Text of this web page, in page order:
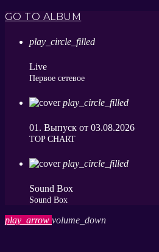
GO TO ALBUM
play_circle_filled
Live
Первое сетевое
play_circle_filled
01. Выпуск от 03.08.2026
ТОP CHART
play_circle_filled
Sound Box
Sound Box
play_arrow volume_down